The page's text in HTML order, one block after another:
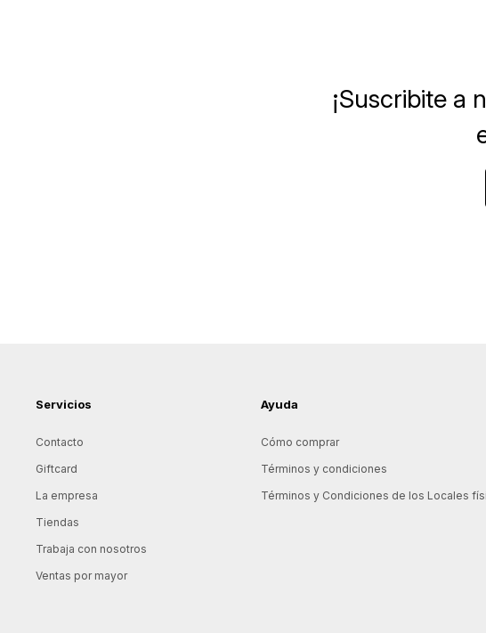
Servicios
Contacto
Giftcard
La empresa
Tiendas
Trabaja con nosotros
Ventas por mayor
Ayuda
Cómo comprar
Términos y condiciones
Términos y Condiciones de los Locales
¡Suscribite a